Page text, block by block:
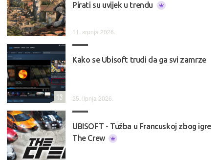
Pirati su uvijek u trendu
11. srpnja 2026.
Kako se Ubisoft trudi da ga svi zamrze
25. lipnja 2026.
13
UBISOFT - Tužba u Francuskoj zbog igre
The Crew